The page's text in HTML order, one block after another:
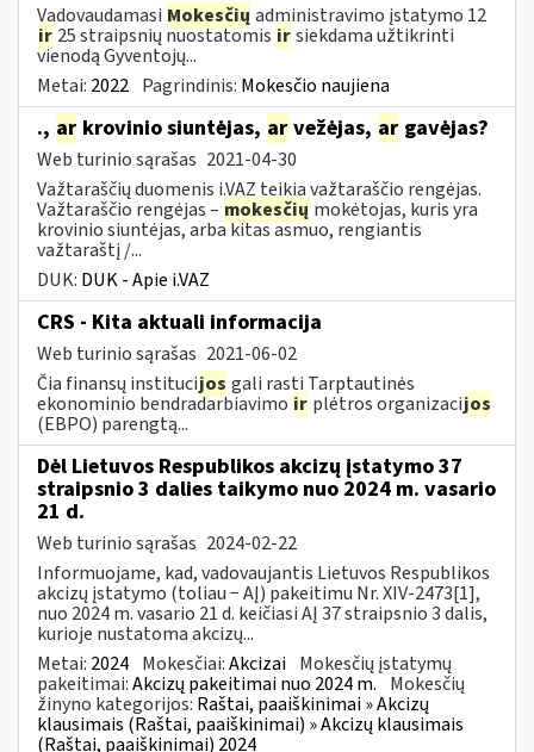
Vadovaudamasi Mokesčių administravimo įstatymo 12
ir 25 straipsnių nuostatomis irsiekdama užtikrinti
vienodą Gyventojų...
Metai: 2022 Pagrindinis: Mokesčio naujiena
., ar krovinio siuntėjas, ar vežėjas, ar gavėjas?
Web turinio sąrašas 2021-04-30
Važtaraščių duomenis i.VAZ teikia važtaraščio rengėjas.
Važtaraščio rengėjas – mokesčių mokėtojas, kuris yra
krovinio siuntėjas, arba kitas asmuo, rengiantis
važtaraštį /...
DUK: DUK - Apie i.VAZ
CRS - Kita aktuali informacija
Web turinio sąrašas 2021-06-02
Čia finansų institucijos gali rasti Tarptautinės
ekonominio bendradarbiavimo ir plėtros organizacijos
(EBPO) parengtą...
Dėl Lietuvos Respublikos akcizų įstatymo 37
straipsnio 3 dalies taikymo nuo 2024 m. vasario
21 d.
Web turinio sąrašas 2024-02-22
Informuojame, kad, vadovaujantis Lietuvos Respublikos
akcizų įstatymo (toliau − AĮ) pakeitimu Nr. XIV-2473[1],
nuo 2024 m. vasario 21 d. keičiasi AĮ 37 straipsnio 3 dalis,
kurioje nustatoma akcizų...
Metai: 2024 Mokesčiai:Akcizai Mokesčių įstatymų
pakeitimai:Akcizų pakeitimai nuo 2024 m. Mokesčių
žinyno kategorijos: Raštai, paaiškinimai » Akcizų
klausimais (Raštai, paaiškinimai) » Akcizų klausimais
(Raštai, paaiškinimai) 2024